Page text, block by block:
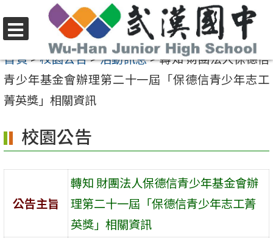
至
要
內
區
選
單
首頁>校園公告>活動訊息>轉知 財團法人保德信
青少年基金會辦理第二十一屆「保德信青少年志工
菁英獎」相關資訊
校園公告
公告主旨
轉知 財團法人保德信青少年基金會辦
理第二十一屆「保德信青少年志工菁
英獎」相關資訊